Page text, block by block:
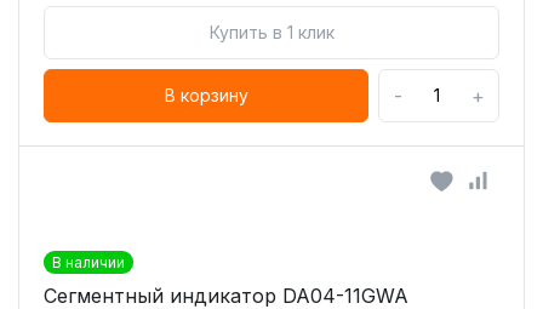
Купить в 1 клик
В корзину - +
В наличии
Сегментный индикатор DA04-11GWA